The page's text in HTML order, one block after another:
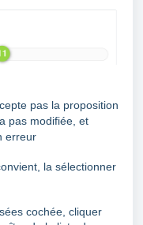
pas la proposition
pas modifiée, et
erreur
la sélectionner
cochée, cliquer